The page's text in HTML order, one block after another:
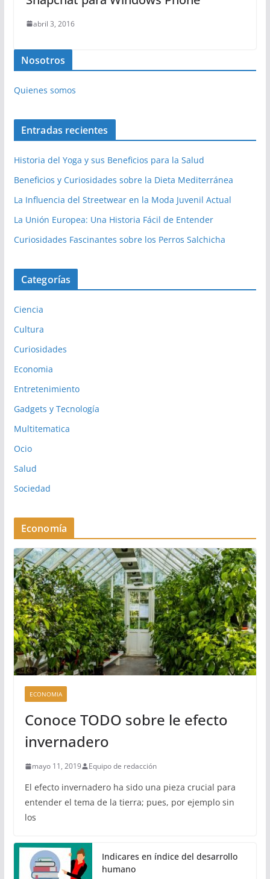
abril 3, 2016
Nosotros
Quienes somos
Entradas recientes
Historia del Yoga y sus Beneficios para la Salud
Beneficios y Curiosidades sobre la Dieta Mediterránea
La Influencia del Streetwear en la Moda Juvenil Actual
La Unión Europea: Una Historia Fácil de Entender
Curiosidades Fascinantes sobre los Perros Salchicha
Categorías
Ciencia
Cultura
Curiosidades
Economia
Entretenimiento
Gadgets y Tecnología
Multitematica
Ocio
Salud
Sociedad
Economía
ECONOMIA
Conoce TODO sobre le efecto
invernadero
mayo 11, 2019 Equipo de redacción
El efecto invernadero ha sido una pieza crucial para
entender el tema de la tierra; pues, por ejemplo sin
los
Indicares en índice del desarrollo
humano